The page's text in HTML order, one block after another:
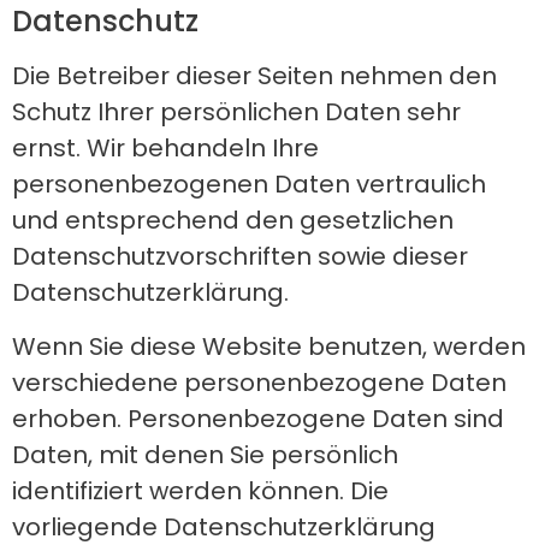
Datenschutz
Die Betreiber dieser Seiten nehmen den
Schutz Ihrer persönlichen Daten sehr
ernst. Wir behandeln Ihre
personenbezogenen Daten vertraulich
und entsprechend den gesetzlichen
Datenschutzvorschriften sowie dieser
Datenschutzerklärung.
Wenn Sie diese Website benutzen, werden
verschiedene personenbezogene Daten
erhoben. Personenbezogene Daten sind
Daten, mit denen Sie persönlich
identifiziert werden können. Die
vorliegende Datenschutzerklärung